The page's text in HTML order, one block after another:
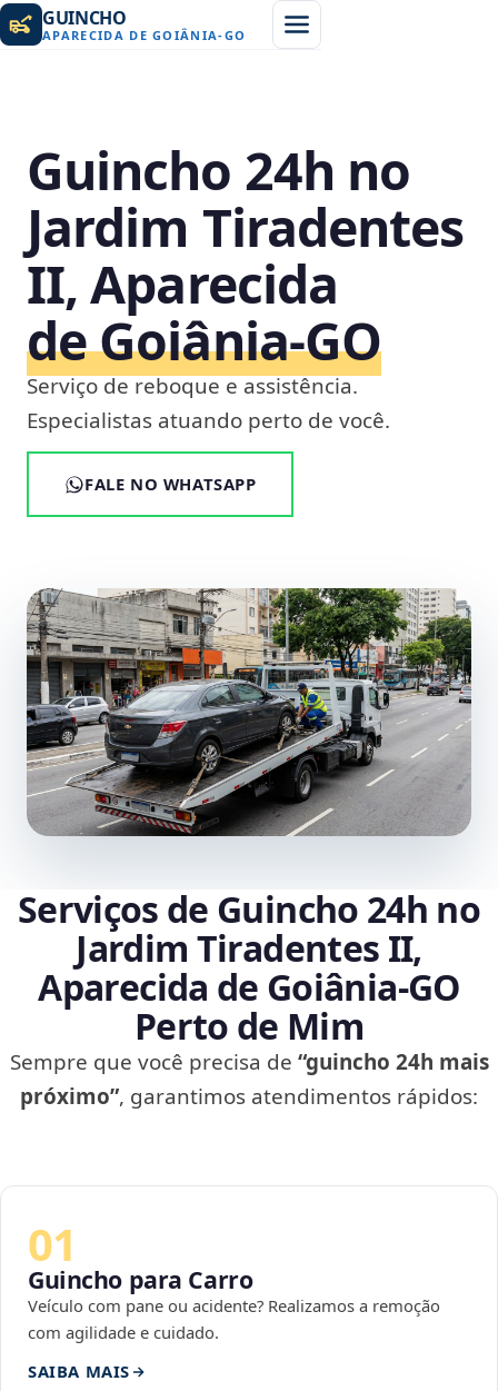
GUINCHO
APARECIDA DE GOIÂNIA-GO
Guincho 24h no
Jardim Tiradentes
II, Aparecida
de Goiânia‑GO
Serviço de reboque e assistência.
Especialistas atuando perto de você.
FALE NO WHATSAPP
Serviços de Guincho 24h no
Jardim Tiradentes II,
Aparecida de Goiânia‑GO
Perto de Mim
Sempre que você precisa de “guincho 24h mais
próximo”, garantimos atendimentos rápidos:
01
Guincho para Carro
Veículo com pane ou acidente? Realizamos a remoção
com agilidade e cuidado.
SAIBA MAIS